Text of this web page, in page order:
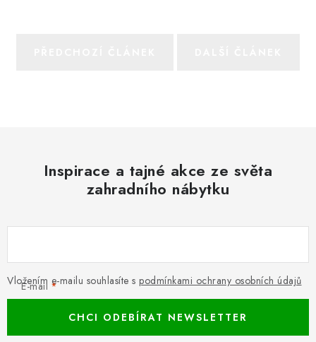
Inspirace a tajné akce ze světa
zahradního nábytku
E-mail
Vložením e-mailu souhlasíte s podmínkami ochrany osobních údajů
CHCI ODEBÍRAT NEWSLETTER